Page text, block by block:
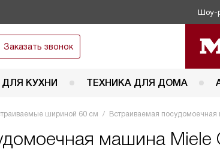
Шоу-
Заказать звонок
КУХНИ ТЕХНИКА ДЛЯ ДОМА
шириной 60 см Встраиваемая
машина Miele